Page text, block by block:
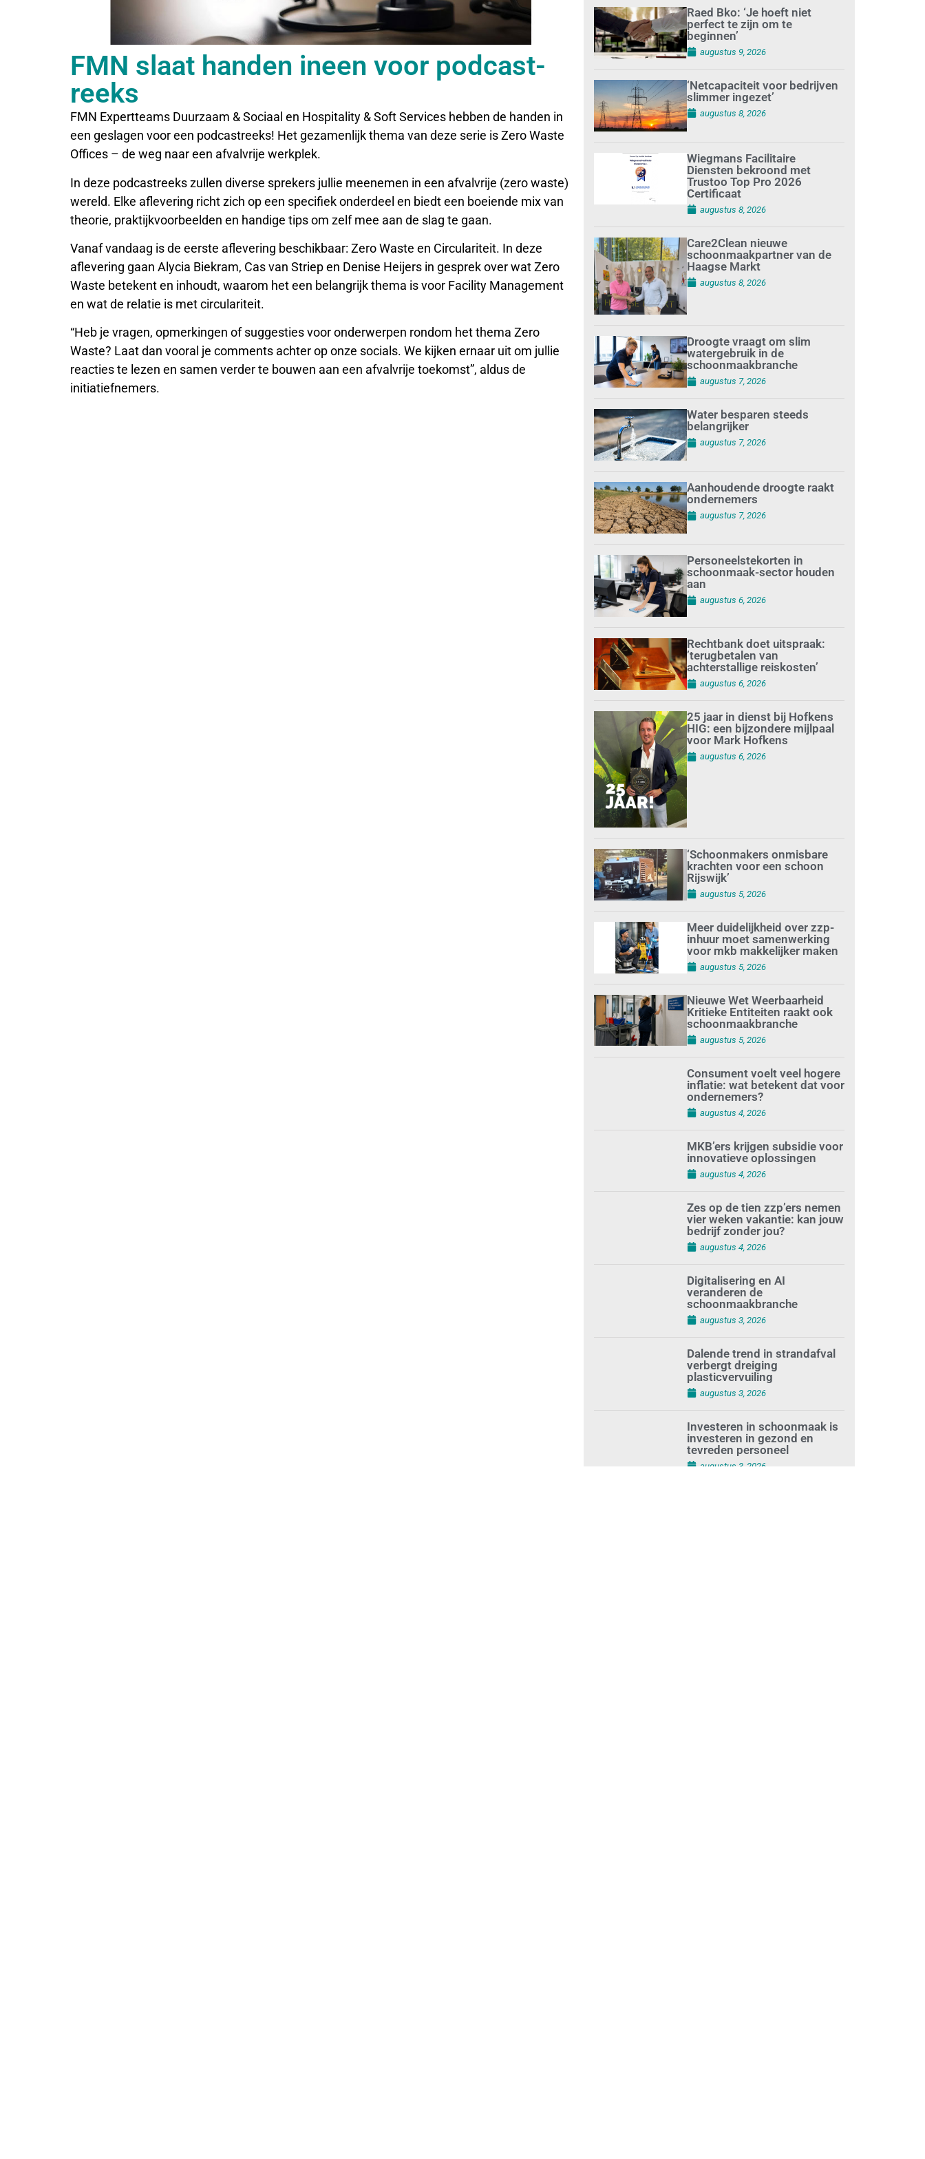
FMN slaat handen ineen voor podcast-
reeks
FMN Expertteams Duurzaam & Sociaal en Hospitality & Soft Services hebben de handen in
een geslagen voor een podcastreeks! Het gezamenlijk thema van deze serie is Zero Waste
Offices – de weg naar een afvalvrije werkplek.
In deze podcastreeks zullen diverse sprekers jullie meenemen in een afvalvrije (zero waste)
wereld. Elke aflevering richt zich op een specifiek onderdeel en biedt een boeiende mix van
theorie, praktijkvoorbeelden en handige tips om zelf mee aan de slag te gaan.
Vanaf vandaag is de eerste aflevering beschikbaar: Zero Waste en Circulariteit. In deze
aflevering gaan Alycia Biekram, Cas van Striep en Denise Heijers in gesprek over wat Zero
Waste betekent en inhoudt, waarom het een belangrijk thema is voor Facility Management
en wat de relatie is met circulariteit.
“Heb je vragen, opmerkingen of suggesties voor onderwerpen rondom het thema Zero
Waste? Laat dan vooral je comments achter op onze socials. We kijken ernaar uit om jullie
reacties te lezen en samen verder te bouwen aan een afvalvrije toekomst”, aldus de
initiatiefnemers.
Raed Bko: ‘Je hoeft niet
perfect te zijn om te
beginnen’
augustus 9, 2026
‘Netcapaciteit voor bedrijven
slimmer ingezet’
augustus 8, 2026
Wiegmans Facilitaire
Diensten bekroond met
Trustoo Top Pro 2026
Certificaat
augustus 8, 2026
Care2Clean nieuwe
schoonmaakpartner van de
Haagse Markt
augustus 8, 2026
Droogte vraagt om slim
watergebruik in de
schoonmaakbranche
augustus 7, 2026
Water besparen steeds
belangrijker
augustus 7, 2026
Aanhoudende droogte raakt
ondernemers
augustus 7, 2026
Personeelstekorten in
schoonmaak-sector houden
aan
augustus 6, 2026
Rechtbank doet uitspraak:
’terugbetalen van
achterstallige reiskosten’
augustus 6, 2026
25 jaar in dienst bij Hofkens
HIG: een bijzondere mijlpaal
voor Mark Hofkens
augustus 6, 2026
‘Schoonmakers onmisbare
krachten voor een schoon
Rijswijk’
augustus 5, 2026
Meer duidelijkheid over zzp-
inhuur moet samenwerking
voor mkb makkelijker maken
augustus 5, 2026
Nieuwe Wet Weerbaarheid
Kritieke Entiteiten raakt ook
schoonmaakbranche
augustus 5, 2026
Consument voelt veel hogere
inflatie: wat betekent dat voor
ondernemers?
augustus 4, 2026
MKB’ers krijgen subsidie voor
innovatieve oplossingen
augustus 4, 2026
Zes op de tien zzp’ers nemen
vier weken vakantie: kan jouw
bedrijf zonder jou?
Digitalisering en AI
veranderen de
schoonmaakbranche
Dalende trend in strandafval
verbergt dreiging
plasticvervuiling
Investeren in schoonmaak is
investeren in gezond en